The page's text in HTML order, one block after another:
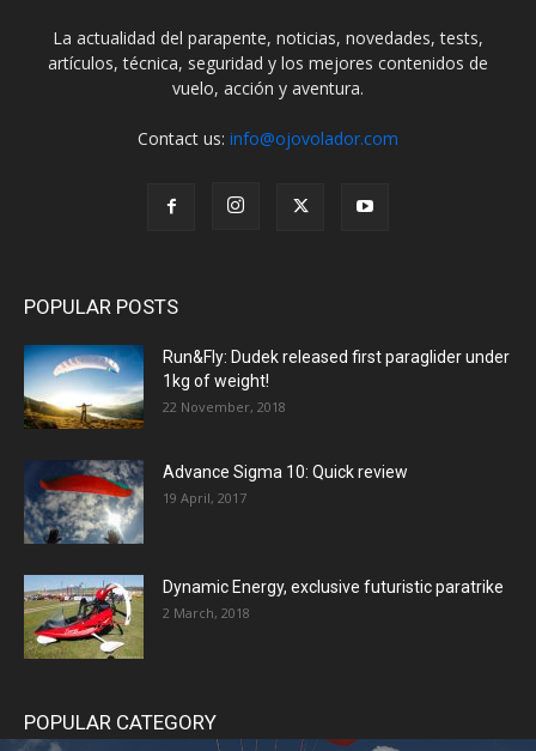
La actualidad del parapente, noticias, novedades, tests,
artículos, técnica, seguridad y los mejores contenidos de
vuelo, acción y aventura.
Contact us: info@ojovolador.com
POPULAR POSTS
Run&Fly: Dudek released first paraglider under
1kg of weight!
22 November, 2018
Advance Sigma 10: Quick review
19 April, 2017
Dynamic Energy, exclusive futuristic paratrike
2 March, 2018
POPULAR CATEGORY